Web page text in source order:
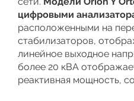
цифровыми
расположенными на
стабилизаторов,
линейное выходное
более 20 кВА
реактивная мощность,